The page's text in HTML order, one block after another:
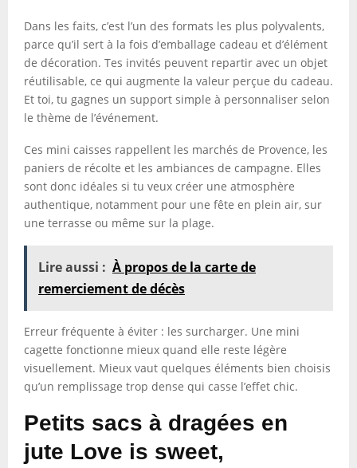
Dans les faits, c’est l’un des formats les plus polyvalents,
parce qu’il sert à la fois d’emballage cadeau et d’élément
de décoration. Tes invités peuvent repartir avec un objet
réutilisable, ce qui augmente la valeur perçue du cadeau.
Et toi, tu gagnes un support simple à personnaliser selon
le thème de l’événement.
Ces mini caisses rappellent les marchés de Provence, les
paniers de récolte et les ambiances de campagne. Elles
sont donc idéales si tu veux créer une atmosphère
authentique, notamment pour une fête en plein air, sur
une terrasse ou même sur la plage.
Lire aussi : À propos de la carte de
remerciement de décès
Erreur fréquente à éviter : les surcharger. Une mini
cagette fonctionne mieux quand elle reste légère
visuellement. Mieux vaut quelques éléments bien choisis
qu’un remplissage trop dense qui casse l’effet chic.
Petits sacs à dragées en
jute Love is sweet,